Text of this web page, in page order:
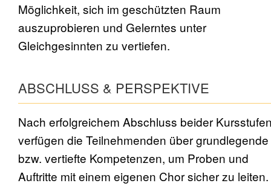
Möglichkeit, sich im geschützten Raum
auszuprobieren und Gelerntes unter
Gleichgesinnten zu vertiefen.
ABSCHLUSS & PERSPEKTIVE
Nach erfolgreichem Abschluss beider
verfügen die Teilnehmenden über grundlegende
bzw. vertiefte Kompetenzen, um Proben und
Auftritte mit einem eigenen Chor sicher zu leiten.